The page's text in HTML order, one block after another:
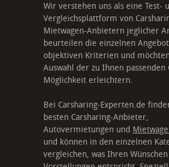
Wir verstehen uns als eine Test-
Vergleichsplattform von
Mietwagen-Anbietern jeglicher
beurteilen die einzelnen
objektiven Kriterien und
Auswahl der zu Ihnen passenden
Möglichkeit erleichtern.
Bei Carsharing-Experten.de
besten Carsharing-Anbieter,
Autovermietungen und
und können in den einzelnen
vergleichen, was Ihren Wünschen